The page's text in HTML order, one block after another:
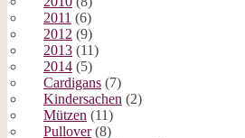
2011 (6)
2012 (9)
2013 (11)
2014 (5)
Cardigans (7)
Kindersachen (2)
Mützen (11)
Pullover(8)